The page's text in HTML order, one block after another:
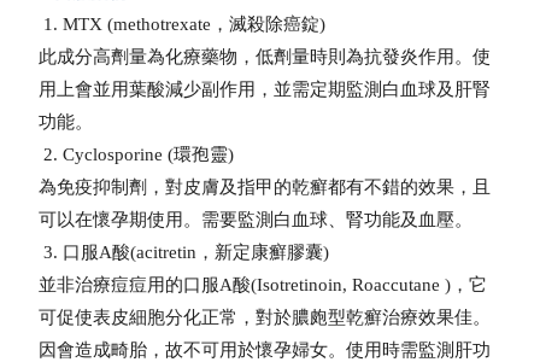
1. MTX (methotrexate，滅殺除癌錠)
此成分高劑量為化療藥物，低劑量時則為抗發炎作用。使
用上會並用葉酸減少副作用，並需定期監測白血球及肝腎
功能。
2. Cyclosporine (環孢靈)
為免疫抑制劑，對皮膚及指甲的乾癬都有不錯的效果，且
可以在懷孕期使用。需要監測白血球、腎功能及血壓。
3. 口服A酸(acitretin，新定康癬膠囊)
並非治療痘痘用的口服A酸(Isotretinoin, Roaccutane )，它
可促使表皮細胞分化正常，對於膿皰型乾癬治療效果佳。
因會造成畸胎，故不可用於懷孕婦女。使用時需監測肝功